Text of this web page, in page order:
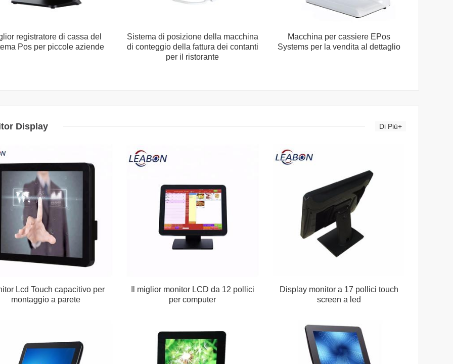
registratore di cassa del
Pos per piccole aziende
Sistema di posizione della macchina
di conteggio della fattura dei contanti
per il ristorante
Macchina per cassiere EPos
Systems per la vendita al dettaglio
Display Di Più+
Lcd Touch capacitivo per
montaggio a parete
Il miglior monitor LCD da 12 pollici
per computer
Display monitor a 17 pollici touch
screen a led